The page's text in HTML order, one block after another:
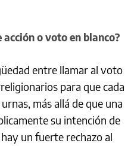
o voto en blanco?
entre llamar al voto
para que cada
más allá de que una
su intención de
un fuerte rechazo al